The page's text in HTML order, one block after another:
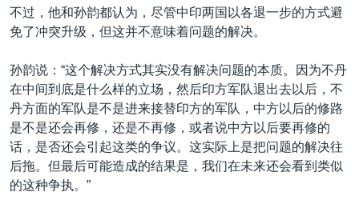
不过，他和孙韵都认为，尽管中印两国以各退一步的方式避
免了冲突升级，但这并不意味着问题的解决。
孙韵说：“这个解决方式其实没有解决问题的本质。因为不丹
在中间到底是什么样的立场，然后印方军队退出去以后，不
丹方面的军队是不是进来接替印方的军队，中方以后的修路
是不是还会再修，还是不再修，或者说中方以后要再修的
话，是否还会引起这类的争议。这实际上是把问题的解决往
后拖。但最后可能造成的结果是，我们在未来还会看到类似
的这种争执。”